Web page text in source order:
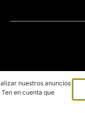
nuestros anuncios,
en cuenta que